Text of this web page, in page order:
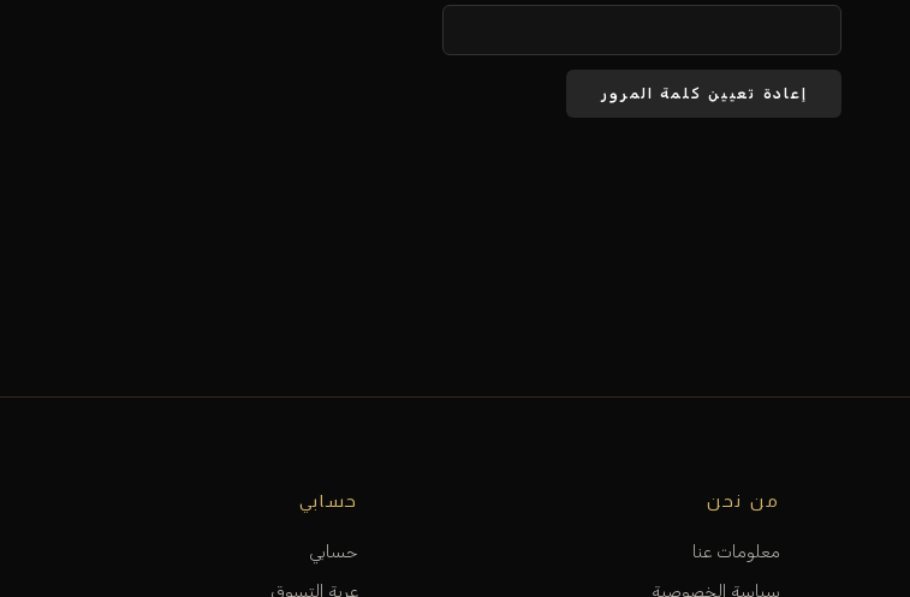
إعادة تعيين كلمة المرور
من نحن
معلومات عنا
سياسة الخصوصية
حسابي
حسابي
عربة التسوق